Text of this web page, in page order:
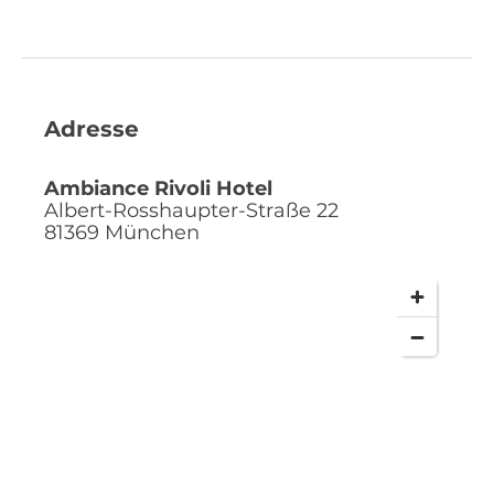
Adresse
Ambiance Rivoli Hotel
Albert-Rosshaupter-Straße 22
81369 München